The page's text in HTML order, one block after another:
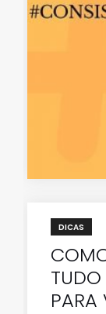
DICAS
TUDO
PARA